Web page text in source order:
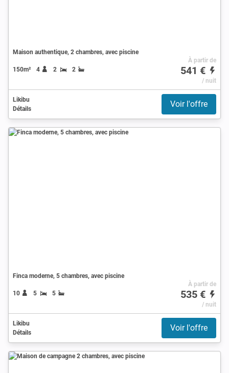
Maison authentique, 2 chambres, avec piscine
150m² 4 2 2
À partir de
541 €
/ nuit
Likibu
Détails
Voir l'offre
Finca moderne, 5 chambres, avec piscine
10 5 5
À partir de
535 €
/ nuit
Likibu
Détails
Voir l'offre